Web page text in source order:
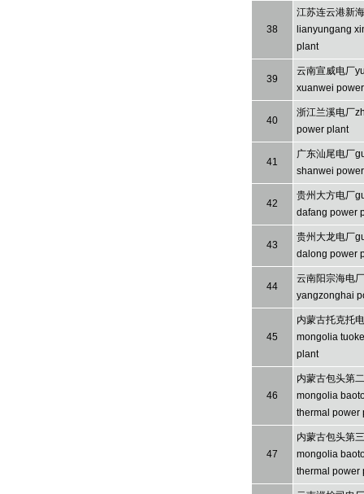
38
江苏连云港新
lianyungang
plant
39
云南宣威电厂
xuanwei
40
浙江兰溪电厂
power plant
41
广东汕尾电厂
shanwei
42
贵州大方电厂
dafang power
43
贵州大龙电厂
dalong power
44
云南阳宗海电
yangzonghai
45
内蒙古托克托
mongolia
plant
46
内蒙古包头第
mongolia
thermal power
47
内蒙古包头第
mongolia
thermal power